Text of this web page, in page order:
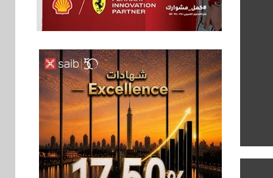
6 بنوك
بنك QNB مصر يعزز
جاهزية المشروعات
الصغيرة والمتوسطة
للنمو والتوسع
7
اخبار
فيكسد مصر و”حلول”
تتشاركان في تطوير